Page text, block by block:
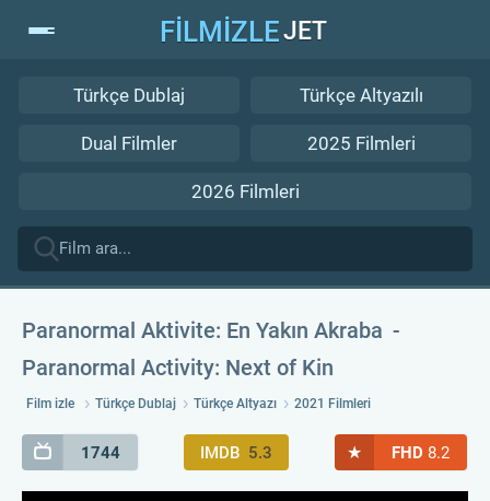
FİLMİZLEJET
Türkçe Dublaj Türkçe Altyazılı
Dual Filmler 2025 Filmleri
2026 Filmleri
Paranormal Aktivite: En Yakın Akraba
Paranormal Activity: Next of Kin
Film izle Türkçe Dublaj Türkçe Altyazı 2021 Filmleri
1744 IMDB 5.3 ★ FHD 8.2